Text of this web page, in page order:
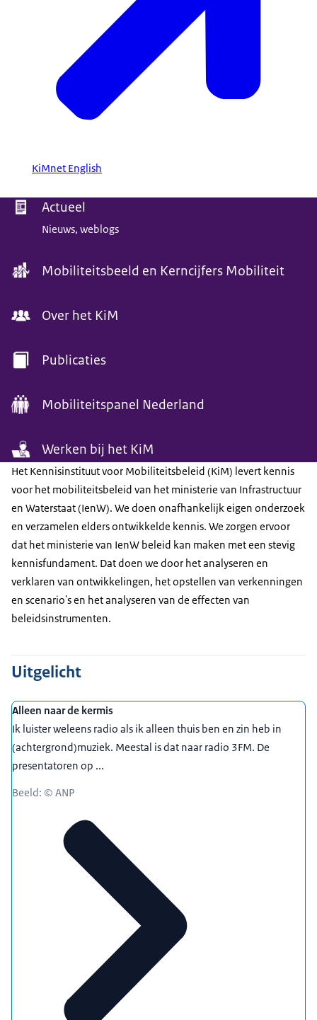
KiMnet English
Menu Actueel
Nieuws, weblogs
Mobiliteitsbeeld en Kerncijfers Mobiliteit
Over het KiM
Publicaties
Mobiliteitspanel Nederland
Werken bij het KiM
Het Kennisinstituut voor Mobiliteitsbeleid (KiM) levert kennis
voor het mobiliteitsbeleid van het ministerie van Infrastructuur
en Waterstaat (IenW). We doen onafhankelijk eigen onderzoek
en verzamelen elders ontwikkelde kennis. We zorgen ervoor
dat het ministerie van IenW beleid kan maken met een stevig
kennisfundament. Dat doen we door het analyseren en
verklaren van ontwikkelingen, het opstellen van verkenningen
en scenario's en het analyseren van de effecten van
beleidsinstrumenten.
Uitgelicht
Alleen naar de kermis
Ik luister weleens radio als ik alleen thuis ben en zin heb in
(achtergrond)muziek. Meestal is dat naar radio 3FM. De
presentatoren op ...
Beeld: © ANP